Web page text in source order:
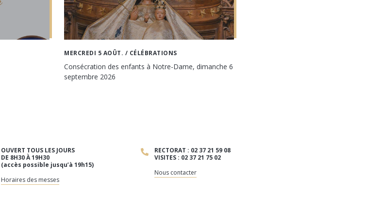
MERCREDI 5 AOÛT. / CÉLÉBRATIONS
Consécration des enfants à Notre-Dame, dimanche 6
septembre 2026
OUVERT TOUS LES JOURS
DE 8H30 À 19H30
(accès possible jusqu’à 19h15)
Horaires des messes
RECTORAT : 02 37 21 59 08
VISITES : 02 37 21 75 02
Nous contacter